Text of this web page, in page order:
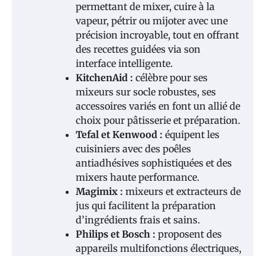
permettant de mixer, cuire à la
vapeur, pétrir ou mijoter avec une
précision incroyable, tout en offrant
des recettes guidées via son
interface intelligente.
KitchenAid : célèbre pour ses
mixeurs sur socle robustes, ses
accessoires variés en font un allié de
choix pour pâtisserie et préparation.
Tefal et Kenwood : équipent les
cuisiniers avec des poêles
antiadhésives sophistiquées et des
mixers haute performance.
Magimix : mixeurs et extracteurs de
jus qui facilitent la préparation
d’ingrédients frais et sains.
Philips et Bosch : proposent des
appareils multifonctions électriques,